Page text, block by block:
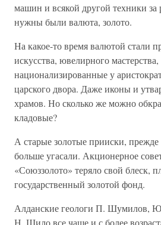
машин и всякой другой техники
нужны были валюта, золото.
На какое-то время валютой стали
искусства, ювелирного мастерства,
национализированные у
царского двора. Даже иконы и
храмов. Но сколько же можно
кладовые?
А старые золотые прииски, прежде
больше угасали. Акционерное
«Союззолото» теряло свой блеск,
государственный золотой фонд.
Алданские геологи П. Шумилов,
Н. Шило все чаще и с более